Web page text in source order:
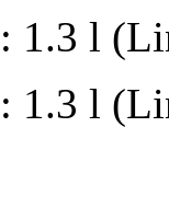
1.3 l
1.3 l